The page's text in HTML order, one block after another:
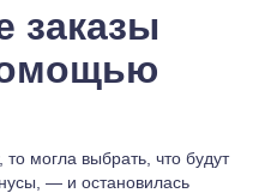
заказы
могла выбрать, что будут
— и остановилась